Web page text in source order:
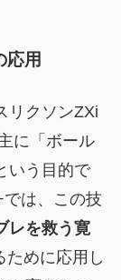
応用
リクソンZXi
に「ボール
いう目的で
は、この技
レを救う寛
ために応用し